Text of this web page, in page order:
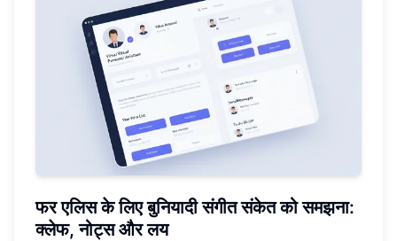
फर एलिस के लिए बुनियादी संगीत संकेत को समझना:
क्लेफ, नोट्स और लय